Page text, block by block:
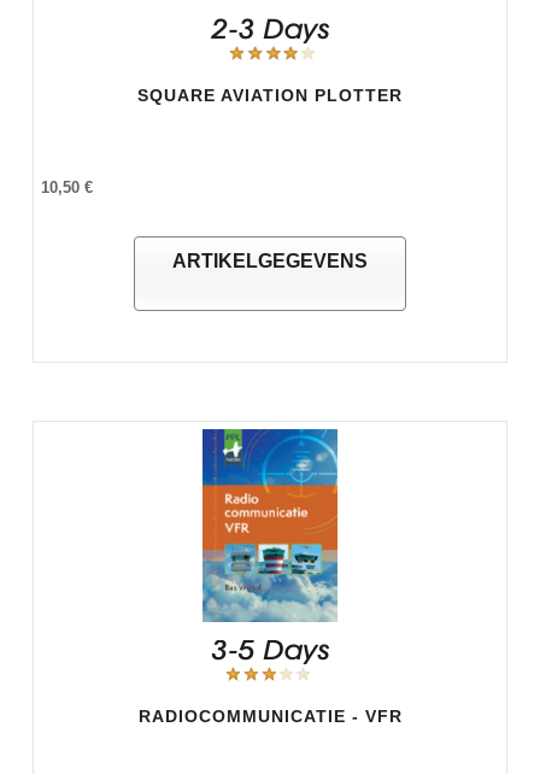
SQUARE AVIATION PLOTTER
10,50 €
ARTIKELGEGEVENS
RADIOCOMMUNICATIE - VFR